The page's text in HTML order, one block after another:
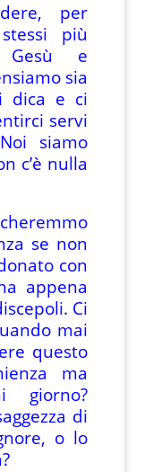
per
più
Gesù e
sia
dica e ci
servi
siamo
c’è nulla
se non
con
appena
Ci
mai
questo
ma
giorno?
di
o lo